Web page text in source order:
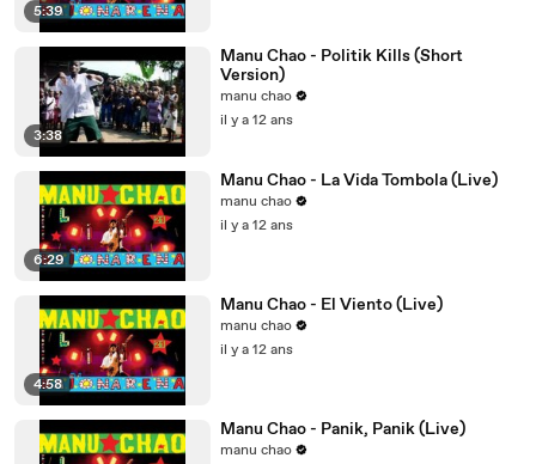
5:39
3:38
Manu Chao - Politik Kills (Short
Version)
manu chao
il y a 12 ans
6:29
Manu Chao - La Vida Tombola (Live)
manu chao
il y a 12 ans
4:58
Manu Chao - El Viento (Live)
manu chao
il y a 12 ans
Manu Chao - Panik, Panik (Live)
manu chao